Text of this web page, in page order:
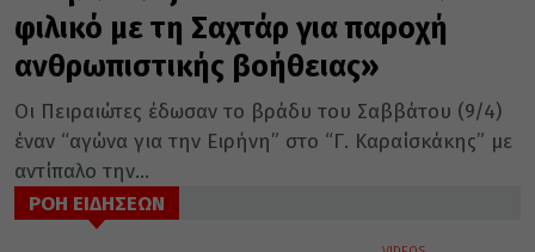
φιλικό με τη Σαχτάρ για παροχή
ανθρωπιστικής βοήθειας»
Οι Πειραιώτες έδωσαν το βράδυ του Σαββάτου (9/4)
έναν “αγώνα για την Ειρήνη” στο “Γ. Καραίσκάκης” με
αντίπαλο την...
ΡΟΗ ΕΙΔΗΣΕΩΝ